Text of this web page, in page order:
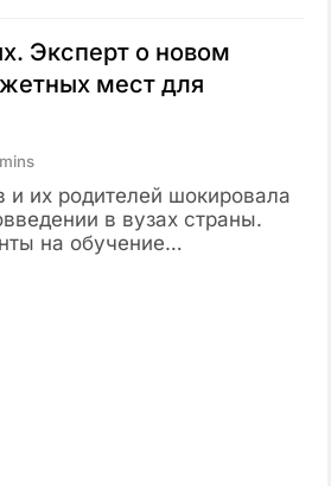
Эксперт о новом
мест для
и их родителей шокировала
в вузах страны.
на обучение…